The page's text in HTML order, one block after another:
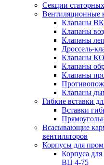
Секции
Вентиляционные
Клапаны
Клапаны
Клапаны
Дроссель-
Клапаны
Клапаны
Клапаны
Клапаны
Гибкие вставки
Вставки
Всасывающие
вентиляторов
Корпусы для
Корпуса для
ВЦ 4-75